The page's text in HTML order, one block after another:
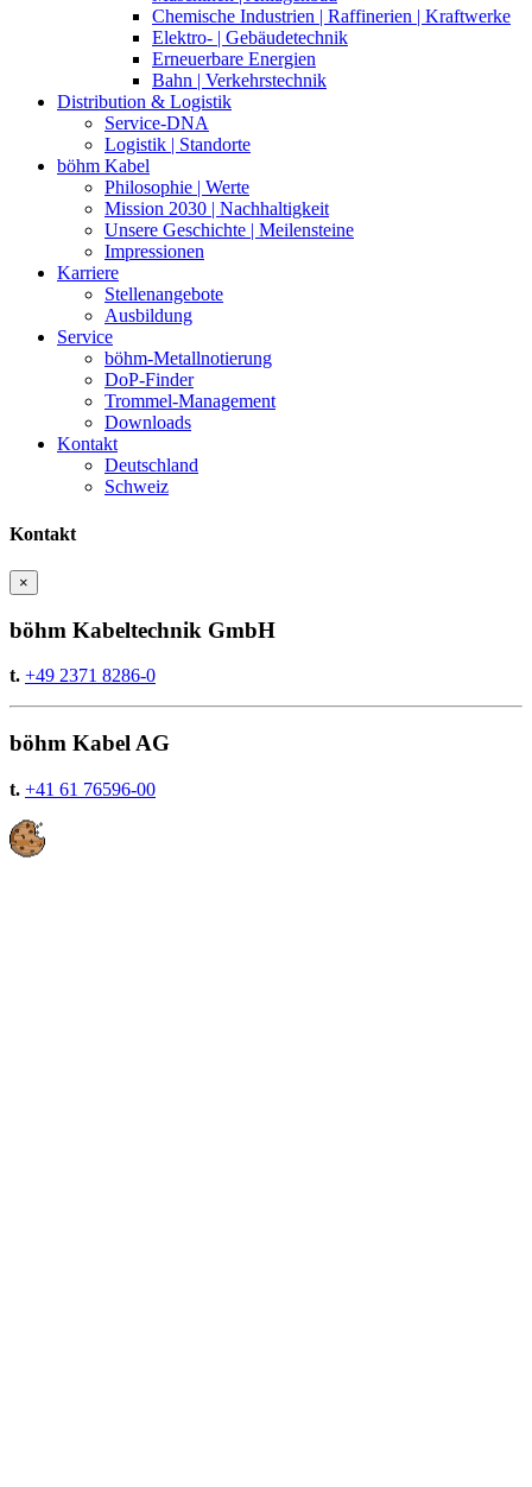
Chemische Industrien | Raffinerien | Kraftwerke
Elektro- | Gebäudetechnik
Erneuerbare Energien
Bahn | Verkehrstechnik
Distribution & Logistik
Service-DNA
Logistik | Standorte
böhm Kabel
Philosophie | Werte
Mission 2030 | Nachhaltigkeit
Unsere Geschichte | Meilensteine
Impressionen
Karriere
Stellenangebote
Ausbildung
Service
böhm-Metallnotierung
DoP-Finder
Trommel-Management
Downloads
Kontakt
Deutschland
Schweiz
Kontakt
×
böhm Kabeltechnik GmbH
t. +49 2371 8286-0
böhm Kabel AG
t. +41 61 76596-00